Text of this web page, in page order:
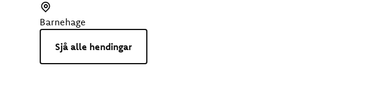
s
u
n
t
d
Barnehage
Sjå alle hendingar